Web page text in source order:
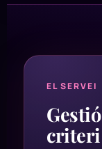
EL SERVEI
criteri